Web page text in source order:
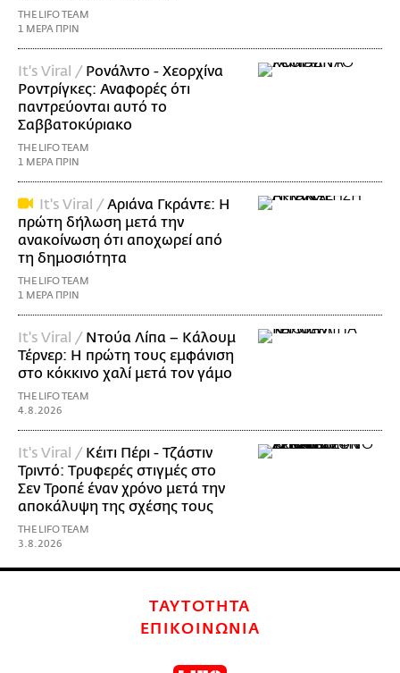
THE LIFO TEAM
1 ΜΕΡΑ ΠΡΙΝ
It's Viral / Ρονάλντο - Χεορχίνα
Ροντρίγκες: Αναφορές ότι
παντρεύονται αυτό το
Σαββατοκύριακο
THE LIFO TEAM
1 ΜΕΡΑ ΠΡΙΝ
It's Viral /Αριάνα Γκράντε: Η
πρώτη δήλωση μετά την
ανακοίνωση ότι αποχωρεί από
τη δημοσιότητα
THE LIFO TEAM
1 ΜΕΡΑ ΠΡΙΝ
It's Viral / Ντούα Λίπα – Κάλουμ
Τέρνερ: Η πρώτη τους εμφάνιση
στο κόκκινο χαλί μετά τον γάμο
THE LIFO TEAM
4.8.2026
It's Viral / Κέιτι Πέρι - Τζάστιν
Τριντό: Tρυφερές στιγμές στο
Σεν Τροπέ έναν χρόνο μετά την
αποκάλυψη της σχέσης τους
THE LIFO TEAM
3.8.2026
ΤΑΥΤΟΤΗΤΑ
ΕΠΙΚΟΙΝΩΝΙΑ